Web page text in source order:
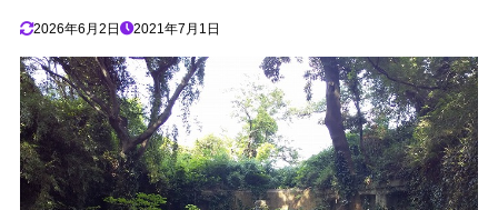
2026年6月2日 2021年7月1日
観音崎灯台
6 海と生き物
7 県立観音崎公園へのアクセス
8 おわりに